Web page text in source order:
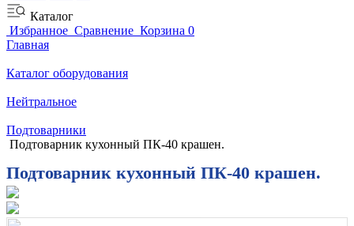
Каталог
Избранное Сравнение Корзина 0
Главная
Каталог оборудования
Нейтральное
Подтоварники
Подтоварник кухонный ПК-40 крашен.
Подтоварник кухонный ПК-40 крашен.